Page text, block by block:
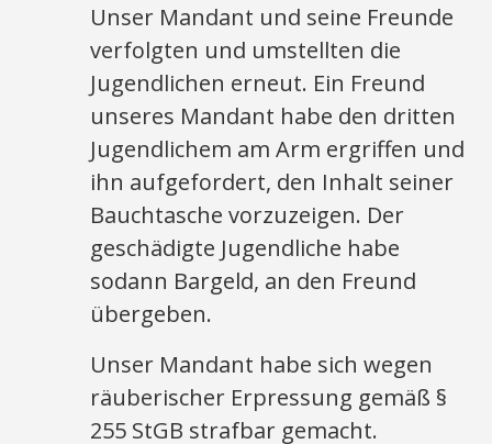
Unser Mandant und seine Freunde
verfolgten und umstellten die
Jugendlichen erneut. Ein Freund
unseres Mandant habe den dritten
Jugendlichem am Arm ergriffen und
ihn aufgefordert, den Inhalt seiner
Bauchtasche vorzuzeigen. Der
geschädigte Jugendliche habe
sodann Bargeld, an den Freund
übergeben.
Unser Mandant habe sich wegen
räuberischer Erpressung gemäß §
255 StGB strafbar gemacht.